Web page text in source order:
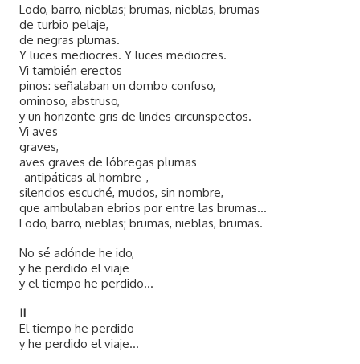
Lodo, barro, nieblas; brumas, nieblas, brumas
de turbio pelaje,
de negras plumas.
Y luces mediocres. Y luces mediocres.
Vi también erectos
pinos: señalaban un dombo confuso,
ominoso, abstruso,
y un horizonte gris de lindes circunspectos.
Vi aves
graves,
aves graves de lóbregas plumas
-antipáticas al hombre-,
silencios escuché, mudos, sin nombre,
que ambulaban ebrios por entre las brumas...
Lodo, barro, nieblas; brumas, nieblas, brumas.
No sé adónde he ido,
y he perdido el viaje
y el tiempo he perdido...
II
El tiempo he perdido
y he perdido el viaje...